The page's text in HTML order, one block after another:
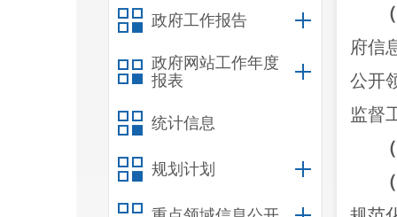
政府工作报告
政府网站工作年度
报表
统计信息
规划计划
府信
公开
监督